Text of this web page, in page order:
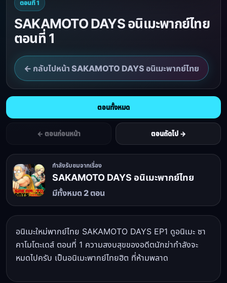
ตอนที่ 1
SAKAMOTO DAYS อนิเมะพากย์ไทย
ตอนที่ 1
← กลับไปหน้า SAKAMOTO DAYS อนิเมะพากย์ไทย
← ตอนก่อนหน้า
ตอนทั้งหมด
ตอนถัดไป →
กำลังรับชมจากเรื่อง
SAKAMOTO DAYS อนิเมะพากย์ไทย
มีทั้งหมด 2 ตอน
อนิเมะใหม่พากย์ไทย SAKAMOTO DAYS EP1 ดูอนิเมะ ซา
คาโมโตะเดส์ ตอนที่ 1 ความสงบสุขของอดีตนักฆ่ากำลังจะ
หมดไปครับ เป็นอนิเมะพากย์ไทยฮิต ที่ห้ามพลาด